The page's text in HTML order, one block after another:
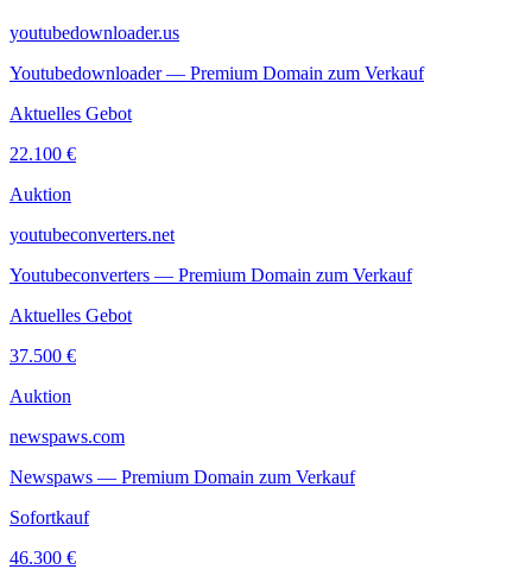
youtubedownloader.us
Youtubedownloader — Premium Domain zum Verkauf
Aktuelles Gebot
22.100 €
Auktion
youtubeconverters.net
Youtubeconverters — Premium Domain zum Verkauf
Aktuelles Gebot
37.500 €
Auktion
newspaws.com
Newspaws — Premium Domain zum Verkauf
Sofortkauf
46.300 €